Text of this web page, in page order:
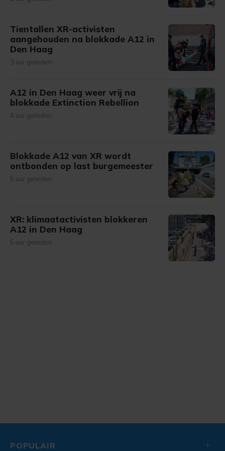
Tientallen XR-activisten
aangehouden na blokkade A12 in
Den Haag
3 uur geleden
A12 in Den Haag weer vrij na
blokkade Extinction Rebellion
4 uur geleden
Blokkade A12 van XR wordt
ontbonden op last burgemeester
5 uur geleden
XR: klimaatactivisten blokkeren
A12 in Den Haag
5 uur geleden
POPULAIR